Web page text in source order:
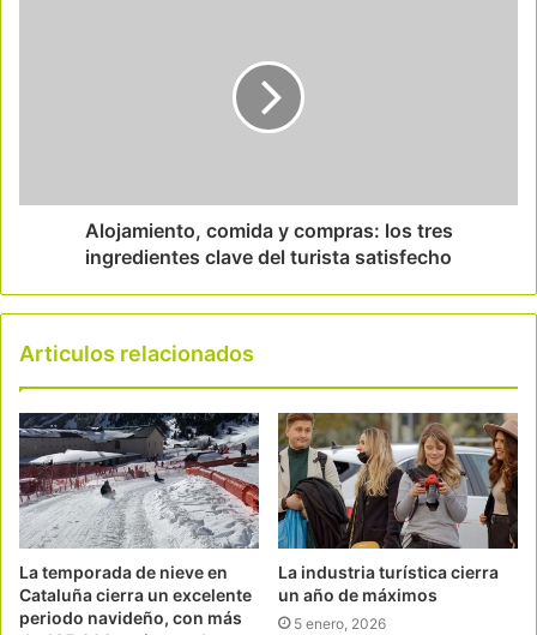
Alojamiento, comida y compras: los tres
ingredientes clave del turista satisfecho
Articulos relacionados
La temporada de nieve en
Cataluña cierra un excelente
periodo navideño, con más
La industria turística cierra
un año de máximos
5 enero, 2026